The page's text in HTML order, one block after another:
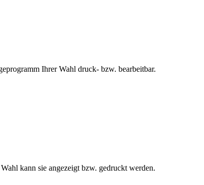
Ihrer Wahl druck- bzw. bearbeitbar.
kann sie angezeigt bzw. gedruckt werden.